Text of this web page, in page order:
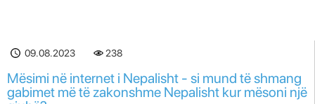
09.08.2023 238
Mësimi në internet i Nepalisht - si mund të shmang
gabimet më të zakonshme Nepalisht kur mësoni një